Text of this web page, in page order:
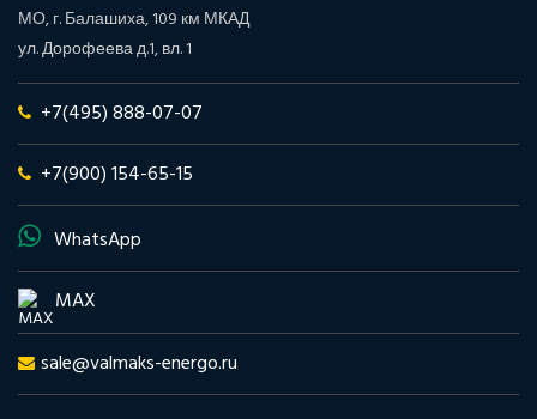
МО, г. Балашиха, 109 км МКАД
ул. Дорофеева д.1, вл. 1
+7(495) 888-07-07
+7(900) 154-65-15
WhatsApp
MAX
sale@valmaks-energo.ru